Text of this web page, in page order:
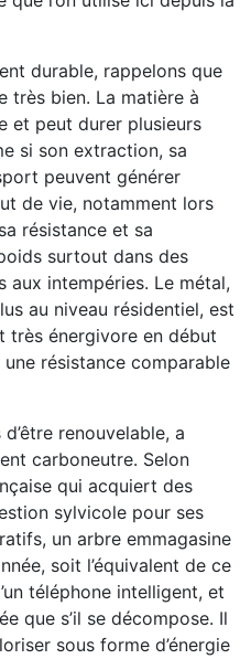
durable, rappelons que
très bien. La matière à
et peut durer plusieurs
si son extraction, sa
peuvent générer
de vie, notamment lors
résistance et sa
surtout dans des
intempéries. Le métal,
au niveau résidentiel, est
très énergivore en début
résistance comparable
renouvelable, a
carboneutre. Selon
qui acquiert des
sylvicole pour ses
un arbre emmagasine
soit l’équivalent de ce
téléphone intelligent, et
que s’il se décompose. Il
sous forme d’énergie